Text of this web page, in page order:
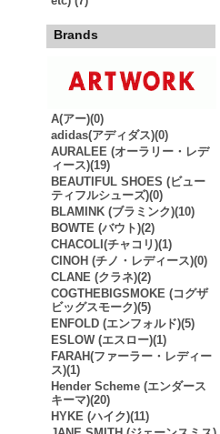
Brands
A(アー)(0)
adidas(アディダス)(0)
AURALEE (オーラリー・レデ
ィース)(19)
BEAUTIFUL SHOES (ビュー
ティフルシューズ)(0)
BLAMINK (ブラミンク)(10)
BOWTE (バウト)(2)
CHACOLI(チャコリ)(1)
CINOH (チノ・レディース)(0)
CLANE (クラネ)(2)
COGTHEBIGSMOKE (コグザ
ビッグスモーク)(5)
ENFOLD (エンフォルド)(5)
ESLOW (エスロー)(1)
FARAH(ファーラー・レディー
ス)(1)
Hender Scheme (エンダース
キーマ)(20)
HYKE (ハイク)(11)